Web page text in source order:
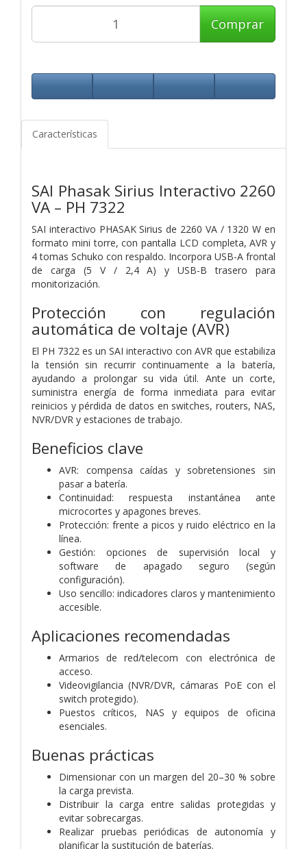
Comprar
Características
SAI Phasak Sirius Interactivo 2260
VA – PH 7322
SAI interactivo PHASAK Sirius de 2260 VA / 1320 W en
formato mini torre, con pantalla LCD completa, AVR y
4 tomas Schuko con respaldo. Incorpora USB-A frontal
de carga (5 V / 2,4 A) y USB-B trasero para
monitorización.
Protección con regulación
automática de voltaje (AVR)
El PH 7322 es un SAI interactivo con AVR que estabiliza
la tensión sin recurrir continuamente a la batería,
ayudando a prolongar su vida útil. Ante un corte,
suministra energía de forma inmediata para evitar
reinicios y pérdida de datos en switches, routers, NAS,
NVR/DVR y estaciones de trabajo.
Beneficios clave
AVR: compensa caídas y sobretensiones sin
pasar a batería.
Continuidad: respuesta instantánea ante
microcortes y apagones breves.
Protección: frente a picos y ruido eléctrico en la
línea.
Gestión: opciones de supervisión local y
software de apagado seguro (según
configuración).
Uso sencillo: indicadores claros y mantenimiento
accesible.
Aplicaciones recomendadas
Armarios de red/telecom con electrónica de
acceso.
Videovigilancia (NVR/DVR, cámaras PoE con el
switch protegido).
Puestos críticos, NAS y equipos de oficina
esenciales.
Buenas prácticas
Dimensionar con un margen del 20–30 % sobre
la carga prevista.
Distribuir la carga entre salidas protegidas y
evitar sobrecargas.
Realizar pruebas periódicas de autonomía y
planificar la sustitución de baterías.